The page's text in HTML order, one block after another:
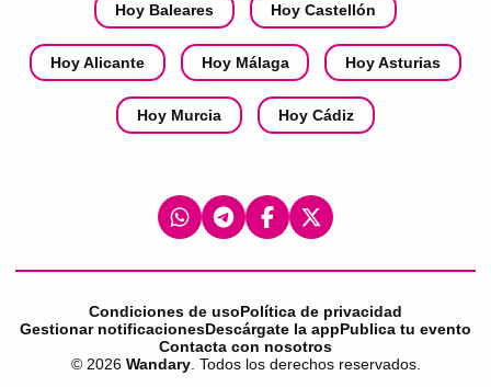
Hoy Baleares Hoy Castellón
Hoy Alicante Hoy Málaga Hoy Asturias
Hoy Murcia Hoy Cádiz
Condiciones de usoPolítica de privacidad
Gestionar notificacionesDescárgate la appPublica tu evento
Contacta con nosotros
© 2026 Wandary. Todos los derechos reservados.